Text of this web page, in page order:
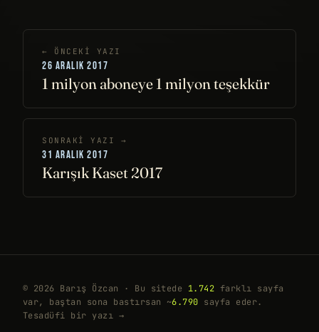
← ÖNCEKI YAZI
26 ARALIK 2017
1 milyon aboneye 1 milyon teşekkür
SONRAKI YAZI →
31 ARALIK 2017
Karışık Kaset 2017
© 2026 Barış Özcan · Bu sitede 1.742 farklı sayfa
var, baştan sona bastırsan ~6.790 sayfa eder.
Tesadüfi bir yazı →